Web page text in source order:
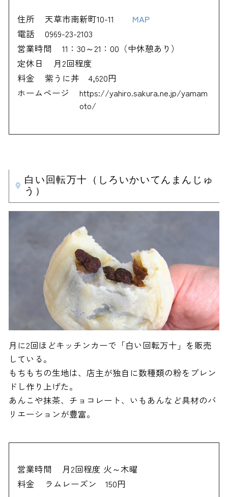
住所 天草市南新町10-11
MAP
電話
0969-23-2103
営業時間
11：30～21：00（中休憩あり）
定休日
月2回程度
料金
紫うに丼 4,620円
ホームページ
https://yahiro.sakura.ne.jp/yamam
oto/
白い回転万十（しろいかいてんまんじゅ
う）
月に2回ほどキッチンカーで「白い回転万十」を販売
している。
もちもちの生地は、店主が独自に数種類の粉をブレン
ドし作り上げた。
あんこや抹茶、チョコレート、いもあんなど具材のバ
リエーションが豊富。
営業時間
月2回程度 火～木曜
料金
ラムレーズン 150円